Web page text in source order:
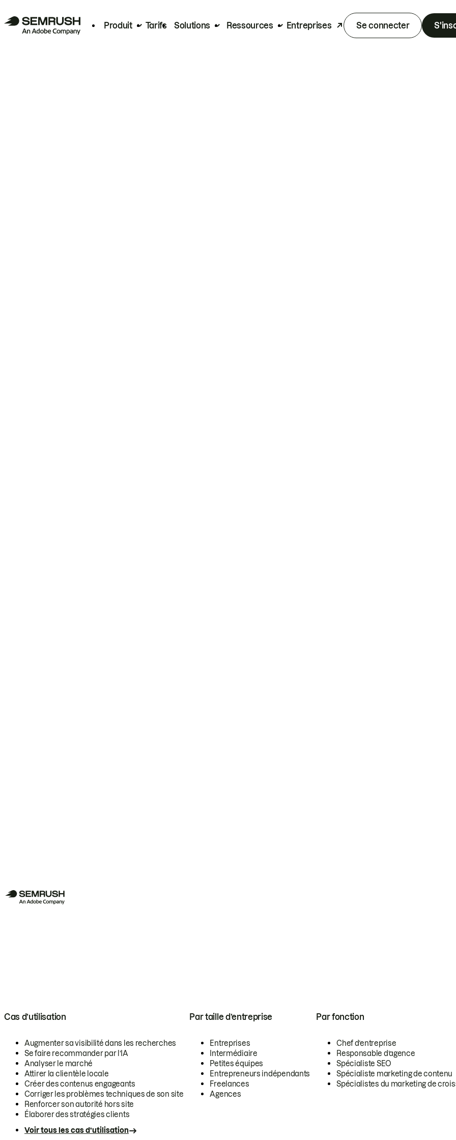
Produit Tarifs Solutions Ressources Entreprises Se connecter
Cas d’utilisation
Augmenter sa visibilité dans les recherches
Se faire recommander par l’IA
Analyser le marché
Attirer la clientèle locale
Créer des contenus engageants
Corriger les problèmes techniques de son site
Renforcer son autorité hors site
Élaborer des stratégies clients
Voir tous les cas d’utilisation
Par taille d’entreprise
Entreprises
Intermédiaire
Petites équipes
Entrepreneurs indépendants
Freelances
Agences
Par fonction
Chef d’entreprise
Responsable d’agence
Spécialiste SEO
Spécialiste marketing de contenu
Spécialistes du marketing de